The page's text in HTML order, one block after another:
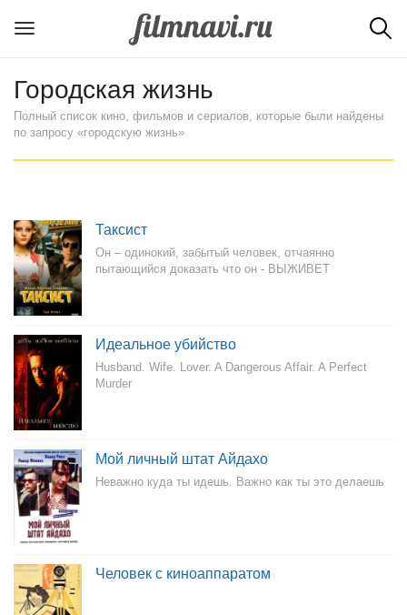
Городская жизнь
Полный список кино, фильмов и сериалов, которые были найдены
по запросу «городскую жизнь»
Таксист
Он – одинокий, забытый человек, отчаянно
пытающийся доказать что он - ВЫЖИВЕТ
Идеальное убийство
Husband. Wife. Lover. A Dangerous Affair. A Perfect
Murder
Мой личный штат Айдахо
Неважно куда ты идешь. Важно как ты это делаешь
Человек с киноаппаратом